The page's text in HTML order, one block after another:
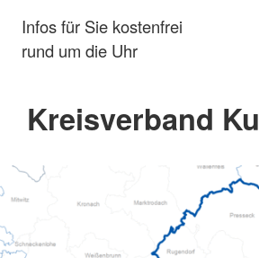
Infos für Sie kostenfrei
rund um die Uhr
Kreisverband